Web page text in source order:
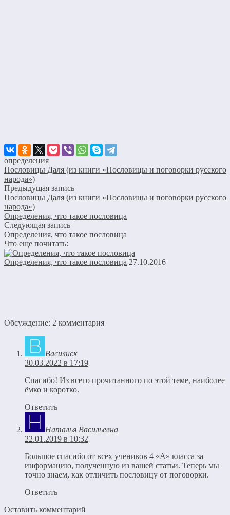
определения
Пословицы Даля (из книги «Пословицы и поговорки русского
народа»)
Предыдущая запись
Пословицы Даля (из книги «Пословицы и поговорки русского
народа»)
Определения, что такое пословица
Следующая запись
Определения, что такое пословица
Что еще почитать:
Определения, что такое пословица 27.10.2016
Обсуждение: 2 комментария
Василиск
30.03.2022 в 17:19
Спасибо! Из всего прочитанного по этой теме, наиболее
ёмко и коротко.
Ответить
Наталья Васильевна
22.01.2019 в 10:32
Большое спасибо от всех учеников 4 «А» класса за
информацию, полученную из вашей статьи. Теперь мы
точно знаем, как отличить пословицу от поговорки.
Ответить
Оставить комментарий